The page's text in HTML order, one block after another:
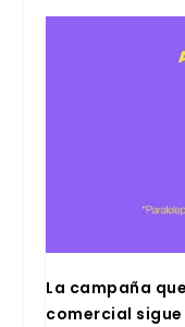
La cam­pa­ña
comer­cial